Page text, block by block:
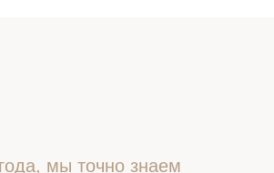
мы точно знаем